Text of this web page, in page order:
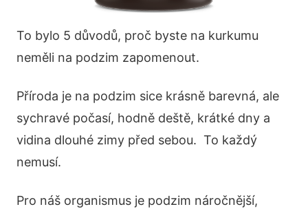
To bylo 5 důvodů, proč byste na kurkumu
neměli na podzim zapomenout.
Příroda je na podzim sice krásně barevná, ale
sychravé počasí, hodně deště, krátké dny a
vidina dlouhé zimy před sebou. To každý
nemusí.
Pro náš organismus je podzim náročnější,